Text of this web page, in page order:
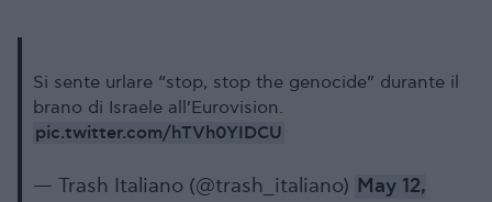
Si sente urlare “stop, stop the genocide” durante il
brano di Israele all’Eurovision.
pic.twitter.com/hTVh0YIDCU
— Trash Italiano (@trash_italiano) May 12,